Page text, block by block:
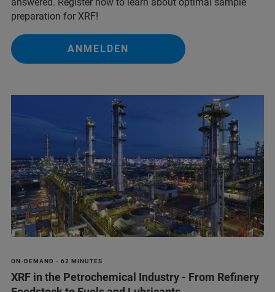
preparation for XRF!
ANMELDEN
ON-DEMAND - 62 MINUTES
XRF in the Petrochemical Industry - From Refinery